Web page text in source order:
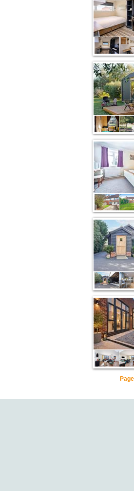
Page